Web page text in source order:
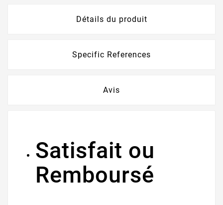
Détails du produit
Specific References
Avis
Satisfait ou
Remboursé